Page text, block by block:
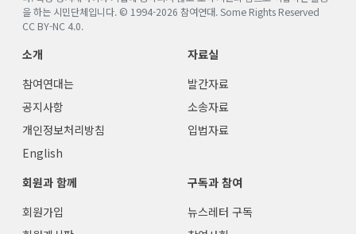
을 하는 시민단체입니다. © 1994-2026 참여연대. Some Rights Reserved
CC BY-NC 4.0.
소개
참여연대는
공지사항
개인정보처리방침
English
자료실
발간자료
소송자료
입법자료
회원과 함께
회원가입
구독과 참여
뉴스레터 구독